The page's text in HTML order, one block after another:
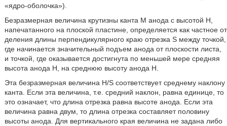
«ядро-оболочка»).
Безразмерная величина крутизны канта М анода с высотой Н,
напечатанного на плоской пластине, определяется как частное от
деления длины перпендикулярного краю отрезка S между точкой,
где начинается значительный подъем анода от плоскости листа,
и точкой, где оказывается достигнута по меньшей мере средняя
высота анода Н, на среднюю высоту анода Н.
Эта безразмерная величина H/S соответствует среднему наклону
канта. Если эта величина, т.е. средний наклон, равна единице, то
это означает, что длина отрезка равна высоте анода. Если эта
величина равна двум, то длина отрезка составляет половину
высоты анода. Для вертикального края величина не задана либо